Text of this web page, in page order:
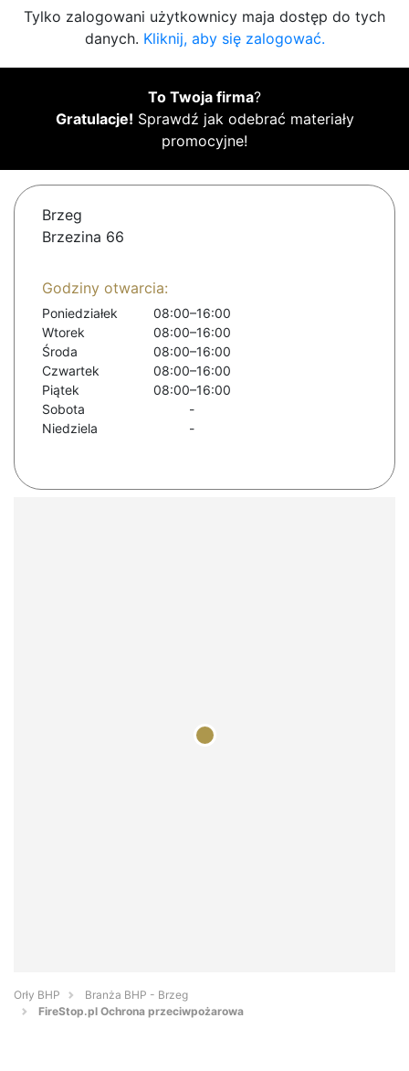
Tylko zalogowani użytkownicy maja dostęp do tych
danych. Kliknij, aby się zalogować.
To Twoja firma?
Gratulacje! Sprawdź jak odebrać materiały
promocyjne!
Brzeg
Brzezina 66
Godziny otwarcia:
Poniedziałek
08:00–16:00
Wtorek
08:00–16:00
Środa
08:00–16:00
Czwartek
08:00–16:00
Piątek
08:00–16:00
Sobota
-
Niedziela
-
Orły BHP
Branża BHP - Brzeg
FireStop.pl Ochrona przeciwpożarowa